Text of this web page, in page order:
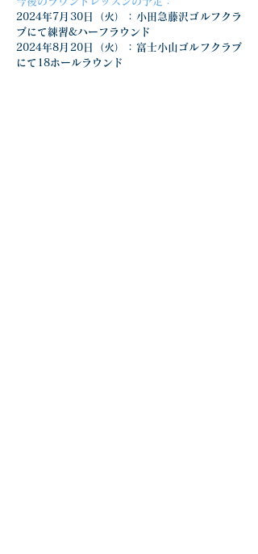
2024年7月30日（火）：小田急藤沢ゴルフクラ
ブにて練習&ハーフラウンド
2024年8月20日（火）：富士小山ゴルフクラブ
にて18ホールラウンド